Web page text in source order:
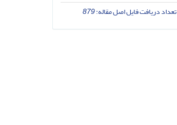
تعداد دریافت فایل اصل مقاله:879